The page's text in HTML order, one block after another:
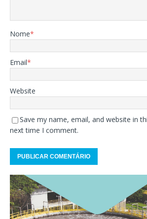
Nome*
Email*
Website
Save my name, email, and website in
next time I comment.